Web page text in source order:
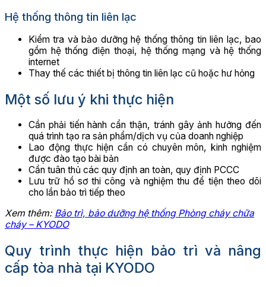
Hệ thống thông tin liên lạc
Kiểm tra và bảo dưỡng hệ thống thông tin liên lạc, bao
gồm hệ thống điện thoại, hệ thống mạng và hệ thống
internet
Thay thế các thiết bị thông tin liên lạc cũ hoặc hư hỏng
Một số lưu ý khi thực hiện
Cần phải tiến hành cẩn thận, tránh gây ảnh hưởng đến
quá trình tạo ra sản phẩm/dịch vụ của doanh nghiệp
Lao động thực hiện cần có chuyên môn, kinh nghiệm
được đào tạo bài bản
Cần tuân thủ các quy định an toàn, quy định PCCC
Lưu trữ hồ sơ thi công và nghiệm thu để tiện theo dõi
cho lần bảo trì tiếp theo
Xem thêm: Bảo trì, bảo dưỡng hệ thống Phòng cháy chữa
cháy – KYODO
Quy trình thực hiện bảo trì và nâng
cấp tòa nhà tại KYODO